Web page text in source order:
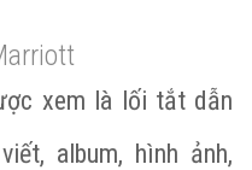
xem là lối tắt dẫn
album, hình ảnh,